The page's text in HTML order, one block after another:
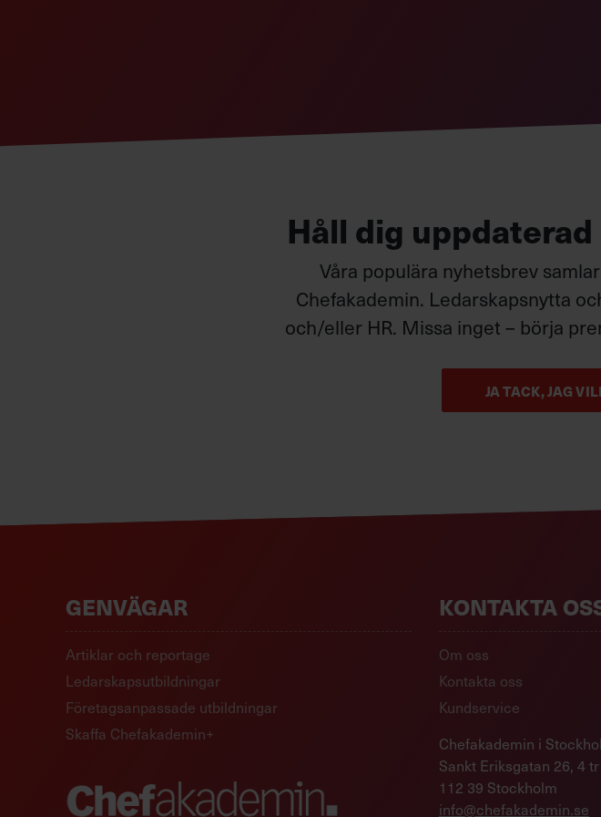
Håll dig
Våra populära nyhetsbrev
Chefakademin. Ledarskapsnytta
och/eller HR. Missa inget – börja
JA TACK, JAG
GENVÄGAR
Artiklar och reportage
Ledarskapsutbildningar
Företagsanpassade utbildningar
Skaffa Chefakademin+
KONTAKTA
Om oss
Kontakta oss
Kundservice
Chefakademin i
Sankt Eriksgatan 26, 4 tr
112 39 Stockholm
info@chefakademin.se